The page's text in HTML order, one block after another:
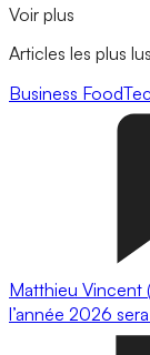
Voir plus
Articles les plus lus
Business
Matthieu Vincent
l’année 2026